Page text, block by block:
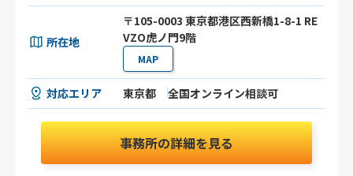
所在地
〒105-0003 東京都港区⻄新橋1-8-1 RE
VZO虎ノ門9階
MAP
対応エリア 東京都 全国オンライン相談可
事務所の詳細を見る